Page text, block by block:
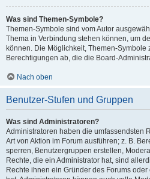
Was sind Themen-Symbole?
Themen-Symbole sind vom Autor
Thema in Verbindung stehen können, um
können. Die Möglichkeit, Themen-
Berechtigungen ab, die die Board-
Nach oben
Benutzer-Stufen und Gruppen
Was sind Administratoren?
Administratoren haben die umfassendsten
Art von Aktion im Forum ausführen; z. B.
sperren, Benutzergruppen erstellen,
Rechte, die ein Administrator hat, sind
Rechte ihnen ein Gründer des Forums